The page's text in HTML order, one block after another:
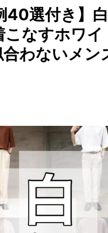
40選付き】
なすホワイ
わないメン